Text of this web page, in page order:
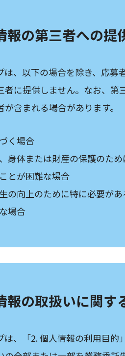
報の第三者への提
は、以下の場合を除き、応募
者に提供しません。なお、
が含まれる場合があります。
く場合
身体または財産の保護のた
とが困難な場合
の向上のために特に必要が
場合
報の取扱いに関す
は、「2. 個人情報の利用目